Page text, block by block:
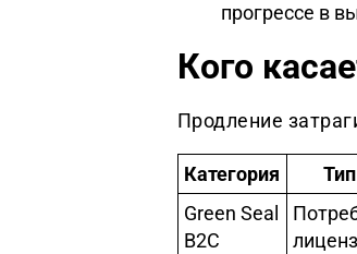
прогрессе в
Кого
Продление
Категория
Green Seal
B2C